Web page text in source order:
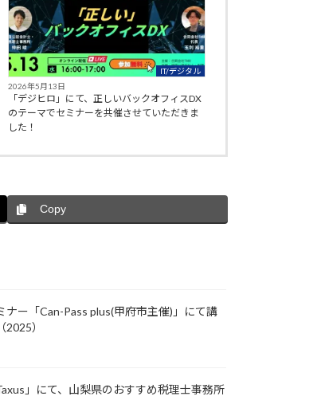
IT/デジタル
2026年5月13日
「デジヒロ」にて、正しいバックオフィスDX
のテーマでセミナーを共催させていただきま
した！
Copy
ナー「Can-Pass plus(甲府市主催)」にて講
）
」にて、山梨県のおすすめ税理士事務所